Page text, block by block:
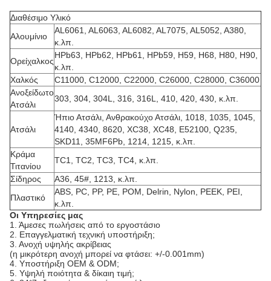
Διαθέσιμο Υλικό
Αλουμίνιο
AL6061, AL6063, AL6082, AL7075, AL5052, A380,
κ.λπ.
Ορείχαλκος
HPb63, HPb62, HPb61, HPb59, H59, H68, H80, H90,
κ.λπ.
Χαλκός
C11000, C12000, C22000, C26000, C28000, C36000
Ανοξείδωτο
Ατσάλι
303, 304, 304L, 316, 316L, 410, 420, 430, κ.λπ.
Ατσάλι
Ήπιο Ατσάλι, Ανθρακούχο Ατσάλι, 1018, 1035, 1045,
4140, 4340, 8620, XC38, XC48, E52100, Q235,
SKD11, 35MF6Pb, 1214, 1215, κ.λπ.
Κράμα
Τιτανίου
TC1, TC2, TC3, TC4, κ.λπ.
Σίδηρος
A36, 45#, 1213, κ.λπ.
Πλαστικό
ABS, PC, PP, PE, POM, Delrin, Nylon, PEEK, PEI,
κ.λπ.
Οι Υπηρεσίες μας
1. Άμεσες πωλήσεις από το εργοστάσιο
2. Επαγγελματική τεχνική υποστήριξη;
3. Ανοχή υψηλής ακρίβειας
(η μικρότερη ανοχή μπορεί να φτάσει: +/-0.001mm)
4. Υποστήριξη OEM & ODM;
5. Υψηλή ποιότητα & δίκαιη τιμή;